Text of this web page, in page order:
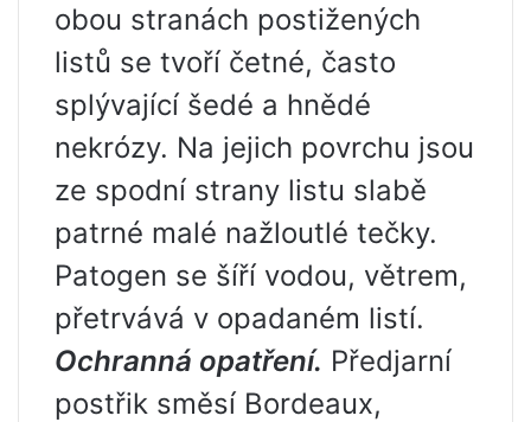
obou stranách postižených
listů se tvoří četné, často
splývající šedé a hnědé
nekrózy. Na jejich povrchu jsou
ze spodní strany listu slabě
patrné malé nažloutlé tečky.
Patogen se šíří vodou, větrem,
přetrvává v opadaném listí.
Ochranná opatření. Předjarní
postřik směsí Bordeaux,